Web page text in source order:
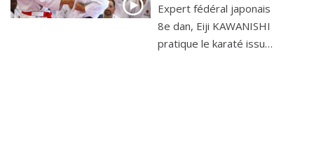
Expert fédéral japonais
8e dan, Eiji KAWANISHI
pratique le karaté issu…